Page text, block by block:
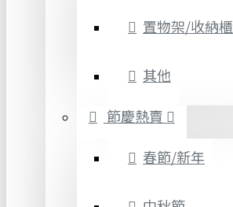
置物架/收納櫃
其他
節慶熱賣
春節/新年